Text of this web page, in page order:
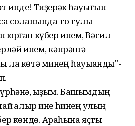
инде! Тиҙерәк һауығып
соланында тоҡ тулы
юрған күбер инем, Вәсил
инем, кәпрәнгә
ла көтә минең һауыҡҡанды"-
ҡыҙым. Башымдың
ҡалыр ине һинең ҡулың
көндө. Арҡаһына яҫтыҡ